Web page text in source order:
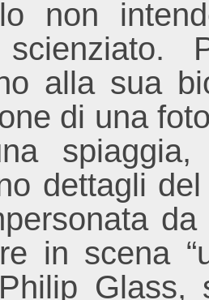
non
scienziato.
alla sua
di una
dettagli
in scena
Glass,